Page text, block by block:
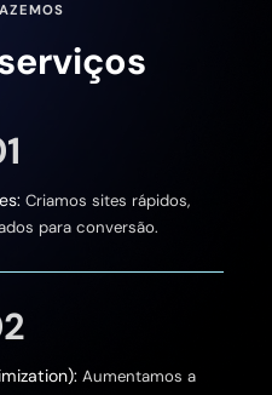
Criamos sites rápidos,
para conversão.
Aumentamos a